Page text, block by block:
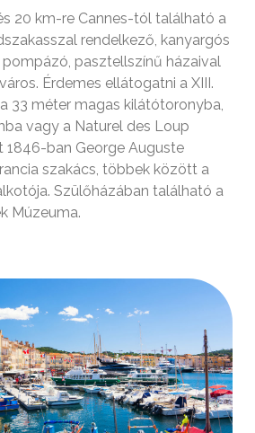
20 km-re Cannes-tól található a
rendelkező, kanyargós
pasztellszínű házaival
Érdemes ellátogatni a XIII.
33 méter magas kilátótoronyba,
vagy a Naturel des Loup
1846-ban George Auguste
szakács, többek között a
Szülőházában található a
Múzeuma.